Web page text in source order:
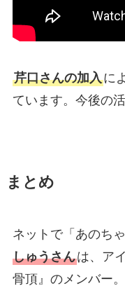
芹口さんの加入に
ています。今後の
まとめ
ネットで「あのち
しゅうさんは、ア
骨頂』のメンバー。